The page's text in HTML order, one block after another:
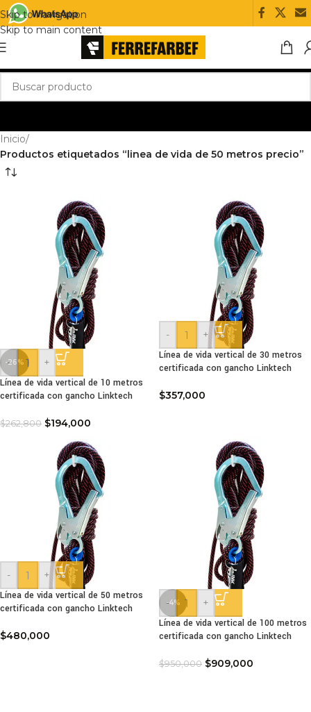
Skip to navigation
Skip to main content
Inicio/
Productos etiquetados “linea de vida de 50 metros precio”
-26%
-
+
Línea de vida vertical de 10 metros
certificada con gancho Linktech
$262,800 $194,000
-
+
Línea de vida vertical de 30 metros
certificada con gancho Linktech
$357,000
-
+
Línea de vida vertical de 50 metros
certificada con gancho Linktech
$480,000
-4%
-
+
Línea de vida vertical de 100 metros
certificada con gancho Linktech
$950,000 $909,000